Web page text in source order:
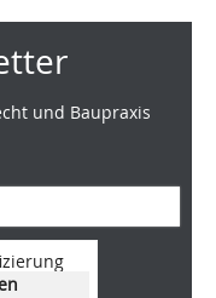
und Baupraxis